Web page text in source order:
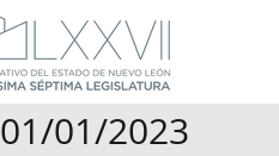
01/01/2023